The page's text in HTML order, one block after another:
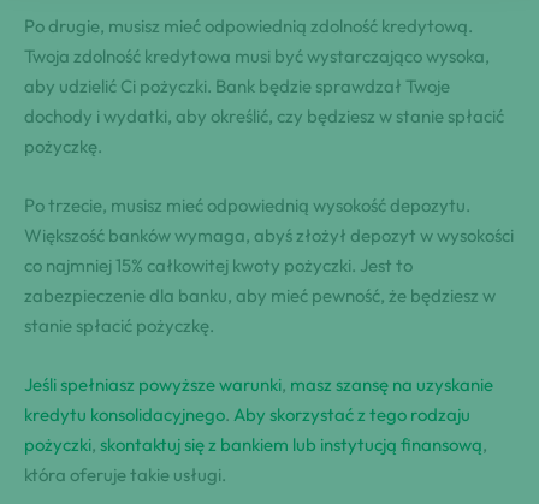
Po drugie, musisz mieć odpowiednią zdolność kredytową.
Twoja zdolność kredytowa musi być wystarczająco wysoka,
aby udzielić Ci pożyczki. Bank będzie sprawdzał Twoje
dochody i wydatki, aby określić, czy będziesz w stanie spłacić
pożyczkę.
Po trzecie, musisz mieć odpowiednią wysokość depozytu.
Większość banków wymaga, abyś złożył depozyt w wysokości
co najmniej 15% całkowitej kwoty pożyczki. Jest to
zabezpieczenie dla banku, aby mieć pewność, że będziesz w
stanie spłacić pożyczkę.
Jeśli spełniasz powyższe warunki, masz szansę na uzyskanie
kredytu konsolidacyjnego. Aby skorzystać z tego rodzaju
pożyczki, skontaktuj się z bankiem lub instytucją finansową,
która oferuje takie usługi.